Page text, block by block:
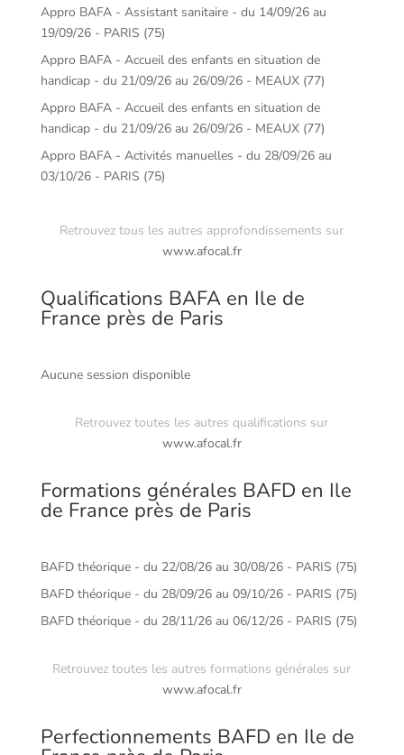
Appro BAFA - Assistant sanitaire - du 14/09/26 au
19/09/26 - PARIS (75)
Appro BAFA - Accueil des enfants en situation de
handicap - du 21/09/26 au 26/09/26 - MEAUX (77)
Appro BAFA - Accueil des enfants en situation de
handicap - du 21/09/26 au 26/09/26 - MEAUX (77)
Appro BAFA - Activités manuelles - du 28/09/26 au
03/10/26 - PARIS (75)
Retrouvez tous les autres approfondissements sur
www.afocal.fr
Qualifications BAFA en Ile de
France près de Paris
Aucune session disponible
Retrouvez toutes les autres qualifications sur
www.afocal.fr
Formations générales BAFD en Ile
de France près de Paris
BAFD théorique - du 22/08/26 au 30/08/26 - PARIS (75)
BAFD théorique - du 28/09/26 au 09/10/26 - PARIS (75)
BAFD théorique - du 28/11/26 au 06/12/26 - PARIS (75)
Retrouvez toutes les autres formations générales sur
www.afocal.fr
Perfectionnements BAFD en Ile de